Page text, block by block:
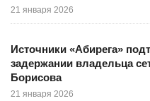
21 января 2026
Источники «Абирега»
задержании владельца
Борисова
21 января 2026